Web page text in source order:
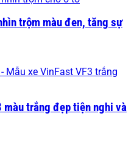
trộm màu đen, tăng sự
màu trắng đẹp tiện nghi và